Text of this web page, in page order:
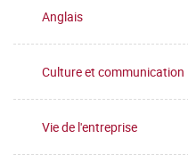
Anglais
Culture et communication
Vie de l'entreprise